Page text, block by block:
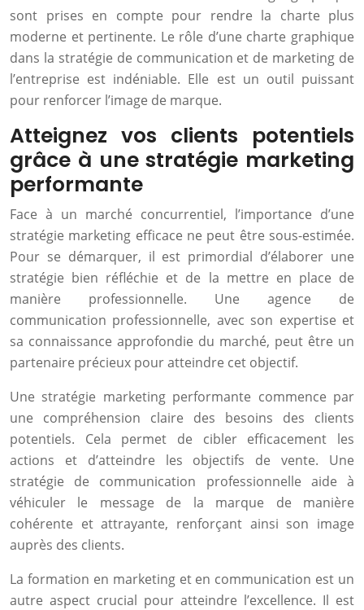
sont prises en compte pour rendre la charte plus
moderne et pertinente. Le rôle d’une charte graphique
dans la stratégie de communication et de marketing de
l’entreprise est indéniable. Elle est un outil puissant
pour renforcer l’image de marque.
Atteignez vos clients potentiels
grâce à une stratégie marketing
performante
Face à un marché concurrentiel, l’importance d’une
stratégie marketing efficace ne peut être sous-estimée.
Pour se démarquer, il est primordial d’élaborer une
stratégie bien réfléchie et de la mettre en place de
manière professionnelle. Une agence de
communication professionnelle, avec son expertise et
sa connaissance approfondie du marché, peut être un
partenaire précieux pour atteindre cet objectif.
Une stratégie marketing performante commence par
une compréhension claire des besoins des clients
potentiels. Cela permet de cibler efficacement les
actions et d’atteindre les objectifs de vente. Une
stratégie de communication professionnelle aide à
véhiculer le message de la marque de manière
cohérente et attrayante, renforçant ainsi son image
auprès des clients.
La formation en marketing et en communication est un
autre aspect crucial pour atteindre l’excellence. Il est